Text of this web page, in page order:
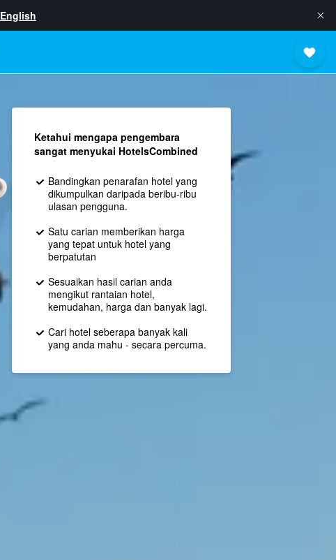
English
Ketahui mengapa pengembara
sangat menyukai HotelsCombined
Bandingkan penarafan hotel yang
dikumpulkan daripada beribu-ribu
ulasan pengguna.
Satu carian memberikan harga
yang tepat untuk hotel yang
berpatutan
Sesuaikan hasil carian anda
mengikut rantaian hotel,
kemudahan, harga dan banyak lagi.
Cari hotel seberapa banyak kali
yang anda mahu - secara percuma.